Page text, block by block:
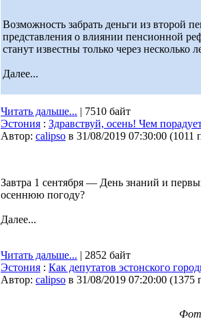
Возможность забрать деньги из второй
представления о влиянии пенсионной
станут известны только через несколько
Далее...
Читать дальше... | 7510 байт
Эстония : Здравствуй, осень! Чем
Автор: calipso в 31/08/2019 07:30:00 (1011
Завтра 1 сентября — День знаний и
осеннюю погоду?
Далее...
Читать дальше... | 2852 байт
Эстония : Как депутатов эстонского
Автор: calipso в 31/08/2019 07:20:00 (1375